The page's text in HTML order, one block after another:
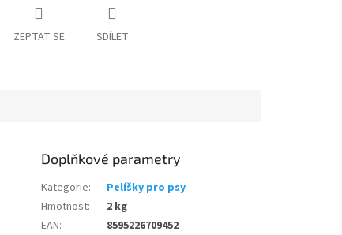
ZEPTAT SE SDÍLET
Doplňkové parametry
Kategorie:
Pelíšky pro psy
Hmotnost:
2 kg
EAN: 8595226709452